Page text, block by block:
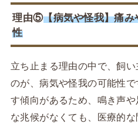
理由⑤【病気や怪我】痛
性
立ち止まる理由の中で、飼
のが、病気や怪我の可能性
す傾向があるため、鳴き声
な兆候がなくても、医療的